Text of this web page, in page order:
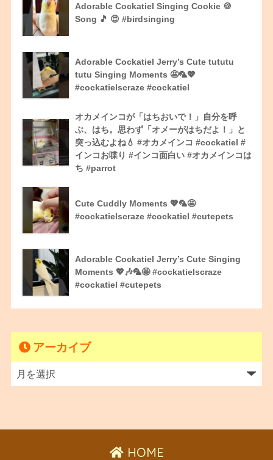
Adorable Cockatiel Singing Cookie 🍪
Song 🎵 😍 #birdsinging
Adorable Cockatiel Jerry’s Cute tututu
tutu Singing Moments 🤩🦜💖
#cockatielscraze #cockatiel
オカメインコが「はちおいで！」自分を呼
ぶ、はち。思わず「オメーがはちだよ！」と
突っ込むよね💧 #オカメインコ #cockatiel #
インコお喋り #インコ面白い #オカメインコは
ち #parrot
Cute Cuddly Moments 💖🦜🤩
#cockatielscraze #cockatiel #cutepets
Adorable Cockatiel Jerry’s Cute Singing
Moments 💖🎶🦜🤩 #cockatielscraze
#cockatiel #cutepets
アーカイブ
HOME